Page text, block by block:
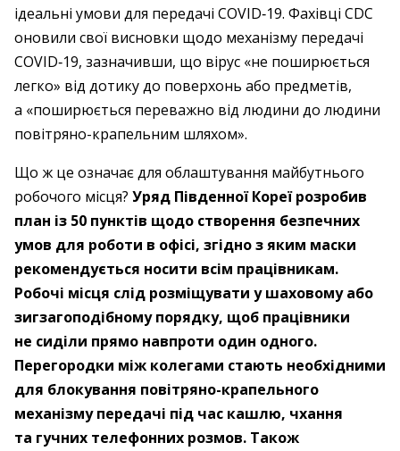
ідеальні умови для передачі COVID‑19. Фахівці CDC
оновили свої висновки щодо механізму передачі
COVID‑19, зазначивши, що вірус «не поширюється
легко» від дотику до поверхонь або предметів,
а «поширюється переважно від людини до людини
повітряно-крапельним шляхом».
Що ж це означає для облаштування майбутнього
робочого місця? Уряд Південної Кореї розробив
план із 50 пунктів щодо створення безпечних
умов для роботи в офісі, згідно з яким маски
рекомендується носити всім працівникам.
Робочі місця слід розміщувати у шаховому або
зигзагоподібному порядку, щоб працівники
не сиділи прямо навпроти один одного.
Перегородки між колегами стають необхідними
для блокування повітряно-крапельного
механізму передачі під час кашлю, чхання
та гучних телефонних розмов. Також